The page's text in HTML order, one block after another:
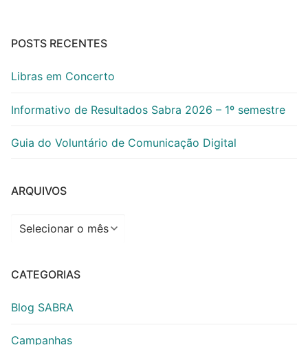
POSTS RECENTES
Libras em Concerto
Informativo de Resultados Sabra 2026 – 1º semestre
Guia do Voluntário de Comunicação Digital
ARQUIVOS
Arquivos
CATEGORIAS
Blog SABRA
Campanhas